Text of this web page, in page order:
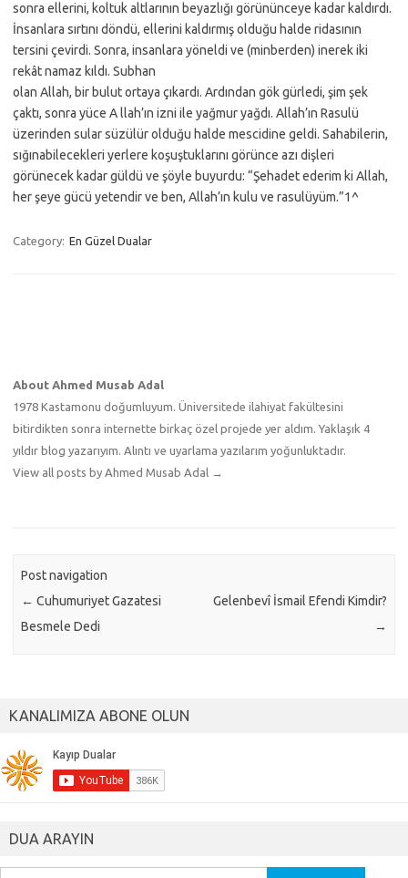
sonra ellerini, koltuk altlarının beyazlığı görününceye kadar kaldırdı.
İnsanlara sırtını döndü, ellerini kaldırmış olduğu halde ridasının
tersini çevirdi. Sonra, insanlara yöneldi ve (minberden) inerek iki
rekât namaz kıldı. Subhan
olan Allah, bir bulut ortaya çıkardı. Ardından gök gürledi, şim şek
çaktı, sonra yüce A llah’ın izni ile yağmur yağdı. Allah’ın Rasulü
üzerinden sular süzülür olduğu halde mescidine geldi. Sahabilerin,
sığınabilecekleri yerlere koşuştuklarını görünce azı dişleri
görünecek kadar güldü ve şöyle buyurdu: “Şehadet ederim ki Allah,
her şeye gücü yetendir ve ben, Allah’ın kulu ve rasulüyüm.”1^
Category: En Güzel Dualar
About Ahmed Musab Adal
1978 Kastamonu doğumluyum. Üniversitede ilahiyat fakültesini
bitirdikten sonra internette birkaç özel projede yer aldım. Yaklaşık 4
yıldır blog yazarıyım. Alıntı ve uyarlama yazılarım yoğunluktadır.
View all posts by Ahmed Musab Adal →
Post navigation
← Cuhumuriyet Gazatesi
Besmele Dedi
Gelenbevî İsmail Efendi Kimdir?
→
KANALIMIZA ABONE OLUN
DUA ARAYIN